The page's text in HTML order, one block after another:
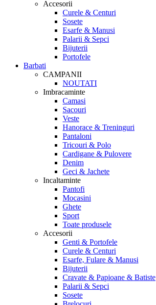
Accesorii
Curele & Centuri
Sosete
Esarfe & Manusi
Palarii & Sepci
Bijuterii
Portofele
Barbati
CAMPANII
NOUTATI
Imbracaminte
Camasi
Sacouri
Veste
Hanorace & Treninguri
Pantaloni
Tricouri & Polo
Cardigane & Pulovere
Denim
Geci & Jachete
Incaltaminte
Pantofi
Mocasini
Ghete
Sport
Toate produsele
Accesorii
Genti & Portofele
Curele & Centuri
Esarfe, Fulare & Manusi
Bijuterii
Cravate & Papioane & Batiste
Palarii & Sepci
Sosete